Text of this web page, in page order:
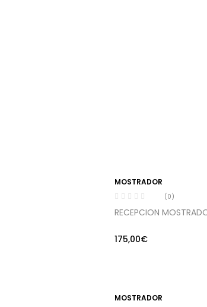
MOSTRADOR
(0)
RECEPCION
175,00€
MOSTRADOR